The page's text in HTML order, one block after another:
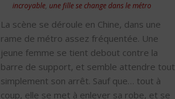
incroyable, une fille se change dans le métro
La scène se déroule en Chine, dans une
rame de métro assez fréquentée. Une
jeune femme se tient debout contre la
barre de support, et semble attendre tout
simplement son arrêt. Sauf que… tout à
coup, elle se met à enlever sa robe, et se